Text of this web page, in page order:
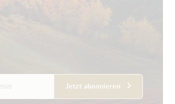
Jetzt abonnieren